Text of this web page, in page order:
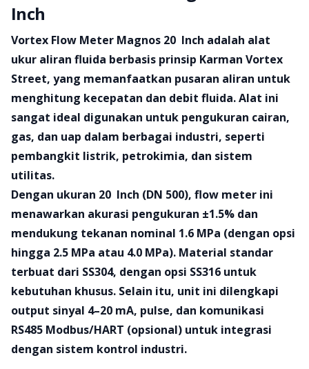
Inch
Product information
Vortex Flow Meter Magnos 20 Inch adalah alat
ukur aliran fluida berbasis prinsip Karman Vortex
Street, yang memanfaatkan pusaran aliran untuk
menghitung kecepatan dan debit fluida. Alat ini
sangat ideal digunakan untuk pengukuran cairan,
gas, dan uap dalam berbagai industri, seperti
pembangkit listrik, petrokimia, dan sistem
utilitas.
Dengan ukuran 20 Inch (DN 500), flow meter ini
menawarkan akurasi pengukuran ±1.5% dan
mendukung tekanan nominal 1.6 MPa (dengan opsi
hingga 2.5 MPa atau 4.0 MPa). Material standar
terbuat dari SS304, dengan opsi SS316 untuk
kebutuhan khusus. Selain itu, unit ini dilengkapi
output sinyal 4–20 mA, pulse, dan komunikasi
RS485 Modbus/HART (opsional) untuk integrasi
dengan sistem kontrol industri.